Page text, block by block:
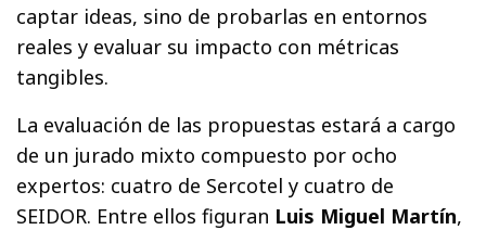
captar ideas, sino de probarlas en entornos
reales y evaluar su impacto con métricas
tangibles.
La evaluación de las propuestas estará a cargo
de un jurado mixto compuesto por ocho
expertos: cuatro de Sercotel y cuatro de
SEIDOR. Entre ellos figuran Luis Miguel Martín,